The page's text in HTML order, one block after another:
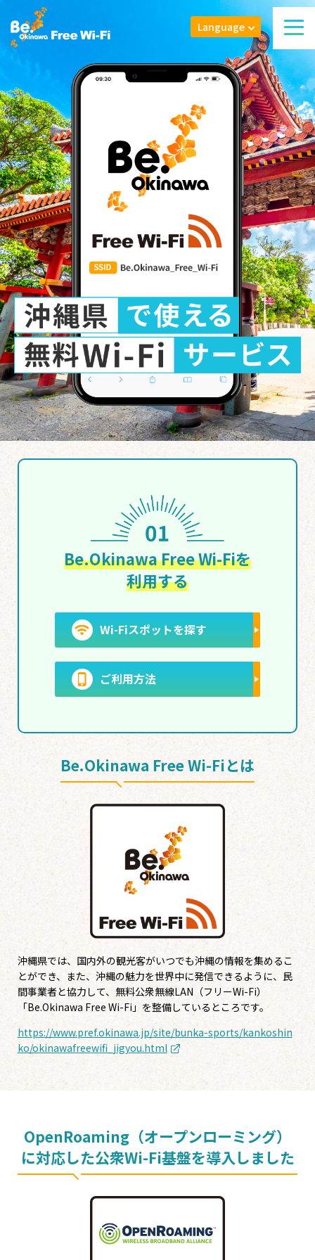
Language
Be.Okinawa Free Wi-Fiを
利用する
Wi-Fiスポットを探す
ご利用方法
Be.Okinawa Free Wi-Fiとは
沖縄県では、国内外の観光客がいつでも沖縄の情報を集めるこ
とができ、また、沖縄の魅力を世界中に発信できるように、民
間事業者と協力して、無料公衆無線LAN（フリーWi-Fi）
「Be.Okinawa Free Wi-Fi」を整備しているところです。
https://www.pref.okinawa.jp/site/bunka-sports/kankoshin
ko/okinawafreewifi_jigyou.html
OpenRoaming（オープンローミング）
に対応した公衆Wi-Fi基盤を導入しました